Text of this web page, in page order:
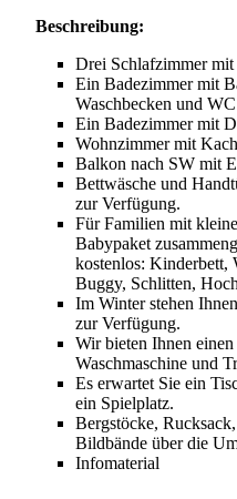
Beschreibung:
Drei Schlafzimmer
Ein Badezimmer mit
Waschbecken und WC
Ein Badezimmer mit
Wohnzimmer mit
Balkon nach SW mit
Bettwäsche und
zur Verfügung.
Für Familien mit
Babypaket
kostenlos: Kinderbett,
Buggy, Schlitten,
Im Winter stehen
zur Verfügung.
Wir bieten Ihnen
Waschmaschine und
Es erwartet Sie ein
ein Spielplatz.
Bergstöcke,
Bildbände über die
Infomaterial